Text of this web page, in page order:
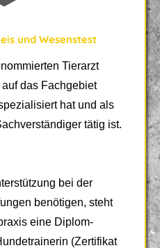
und Wesenstest
Tierarzt
das Fachgebiet
hat und als
tätig ist.
bei der
benötigen, steht
eine Diplom-
(Zertifikat